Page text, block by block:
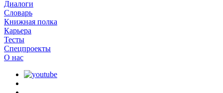
Диалоги
Словарь
Книжная полка
Карьера
Тесты
Спецпроекты
О наc